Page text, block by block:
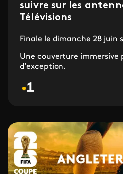
suivre sur les
Télévisions
Finale le dimanche 28 juin
Une couverture immersive
d'exception.